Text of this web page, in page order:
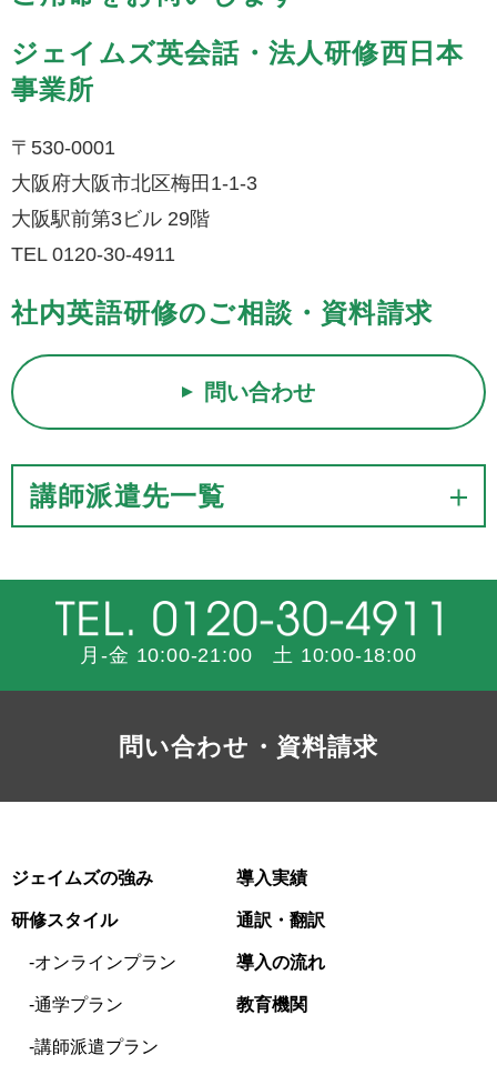
ジェイムズ英会話・法人研修西日本
事業所
〒530-0001
大阪府大阪市北区梅田1-1-3
大阪駅前第3ビル 29階
TEL 0120-30-4911
社内英語研修のご相談・資料請求
問い合わせ
講師派遣先一覧
月-金 10:00-21:00 土 10:00-18:00
問い合わせ・資料請求
ジェイムズの強み
研修スタイル
オンラインプラン
通学プラン
講師派遣プラン
導入実績
通訳・翻訳
導入の流れ
教育機関